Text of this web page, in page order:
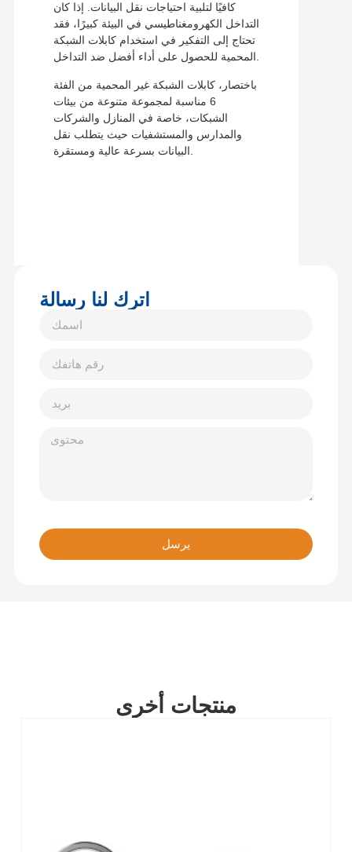
كافيًا لتلبية احتياجات نقل البيانات. إذا كان
التداخل الكهرومغناطيسي في البيئة كبيرًا، فقد
تحتاج إلى التفكير في استخدام كابلات الشبكة
المحمية للحصول على أداء أفضل ضد التداخل.
باختصار، كابلات الشبكة غير المحمية من الفئة
6 مناسبة لمجموعة متنوعة من بيئات
الشبكات، خاصة في المنازل والشركات
والمدارس والمستشفيات حيث يتطلب نقل
اترك لنا رسالة
يرسل
منتجات أخرى